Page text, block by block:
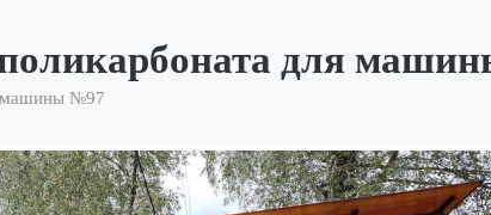
для
машины №97